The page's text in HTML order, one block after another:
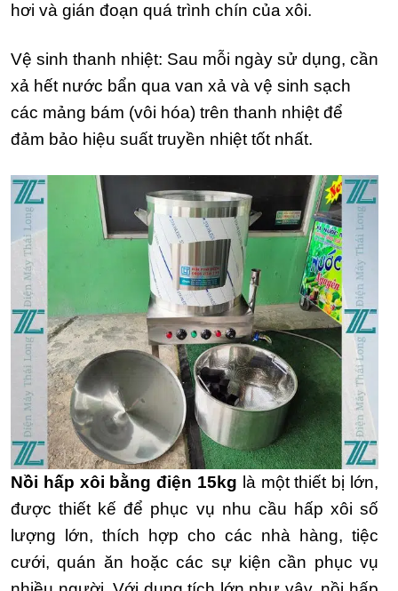
hơi và gián đoạn quá trình chín của xôi.
Vệ sinh thanh nhiệt: Sau mỗi ngày sử dụng, cần
xả hết nước bẩn qua van xả và vệ sinh sạch
các mảng bám (vôi hóa) trên thanh nhiệt để
đảm bảo hiệu suất truyền nhiệt tốt nhất.
Nồi hấp xôi bằng điện 15kg là một thiết bị lớn,
được thiết kế để phục vụ nhu cầu hấp xôi số
lượng lớn, thích hợp cho các nhà hàng, tiệc
cưới, quán ăn hoặc các sự kiện cần phục vụ